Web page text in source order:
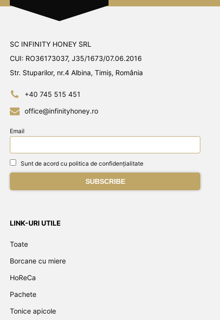
SC INFINITY HONEY SRL
CUI: RO36173037, J35/1673/07.06.2016
Str. Stuparilor, nr.4 Albina, Timiș, România
+40 745 515 451
office@infinityhoney.ro
Email
Sunt de acord cu politica de confidențialitate
LINK-URI UTILE
Toate
Borcane cu miere
HoReCa
Pachete
Tonice apicole